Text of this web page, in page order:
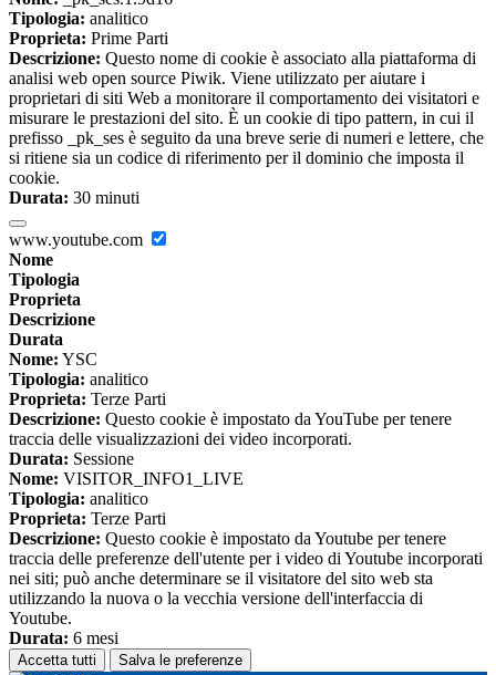
Tipologia: analitico
Proprieta: Prime Parti
Descrizione: Questo nome di cookie è associato alla piattaforma di
analisi web open source Piwik. Viene utilizzato per aiutare i
proprietari di siti Web a monitorare il comportamento dei visitatori e
misurare le prestazioni del sito. È un cookie di tipo pattern, in cui il
prefisso _pk_ses è seguito da una breve serie di numeri e lettere, che
si ritiene sia un codice di riferimento per il dominio che imposta il
cookie.
Durata: 30 minuti
www.youtube.com
Nome
Tipologia
Proprieta
Descrizione
Durata
Nome: YSC
Tipologia: analitico
Proprieta: Terze Parti
Descrizione: Questo cookie è impostato da YouTube per tenere
traccia delle visualizzazioni dei video incorporati.
Durata: Sessione
Nome: VISITOR_INFO1_LIVE
Tipologia: analitico
Proprieta: Terze Parti
Descrizione: Questo cookie è impostato da Youtube per tenere
traccia delle preferenze dell'utente per i video di Youtube incorporati
nei siti; può anche determinare se il visitatore del sito web sta
utilizzando la nuova o la vecchia versione dell'interfaccia di
Youtube.
Durata: 6 mesi
Accetta tutti Salva le preferenze